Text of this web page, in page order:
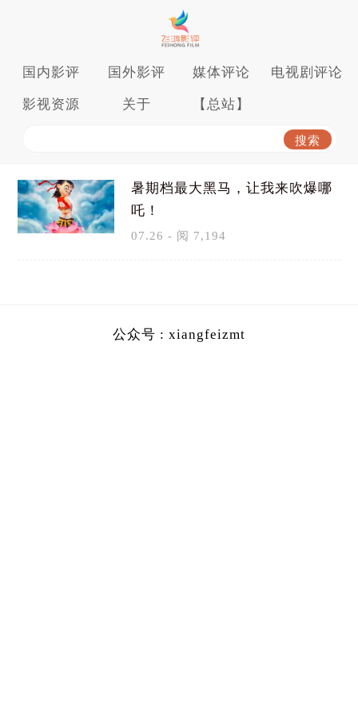
国内影评 国外影评 媒体评论 电视剧评论
影视资源 关于 【总站】
暑期档最大黑马，让我来吹爆哪
吒！
07.26 - 阅 7,194
公众号 : xiangfeizmt